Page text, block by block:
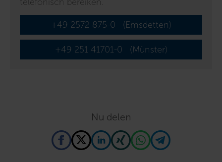
+49 2572 875-0 (Emsdetten)
+49 251 41701-0 (Münster)
Nu delen